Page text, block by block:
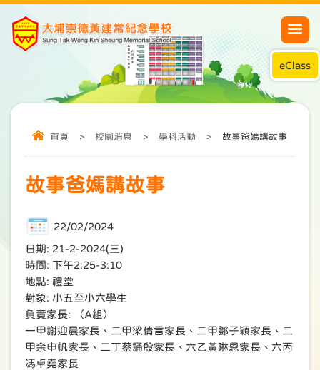
eClass
首頁 > 校園消息 > 學科活動 > 故事爸媽講故事
故事爸媽講故事
22/02/2024
日期: 21-2-2024(三)
時間: 下午2:25-3:10
地點: 禮堂
對象: 小五至小六學生
負責家長: （A組）
一甲謝迎晨家長、二甲梁倩言家長、二甲鄧子穎家長、二
甲余申帆家長、二丁蔡誦殷家長、六乙黃琳恩家長、六丙
馮卓堯家長